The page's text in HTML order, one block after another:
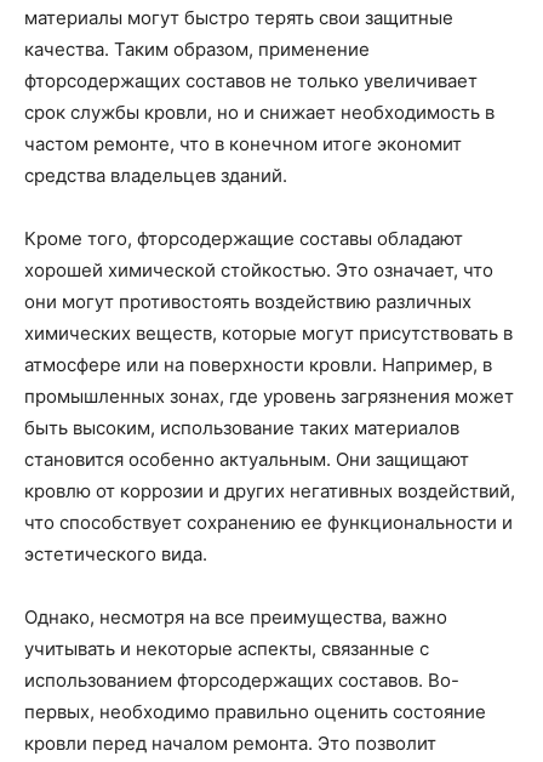
материалы могут быстро терять свои защитные
качества. Таким образом, применение
фторсодержащих составов не только увеличивает
срок службы кровли, но и снижает необходимость в
частом ремонте, что в конечном итоге экономит
средства владельцев зданий.
Кроме того, фторсодержащие составы обладают
хорошей химической стойкостью. Это означает, что
они могут противостоять воздействию различных
химических веществ, которые могут присутствовать в
атмосфере или на поверхности кровли. Например, в
промышленных зонах, где уровень загрязнения может
быть высоким, использование таких материалов
становится особенно актуальным. Они защищают
кровлю от коррозии и других негативных воздействий,
что способствует сохранению ее функциональности и
эстетического вида.
Однако, несмотря на все преимущества, важно
учитывать и некоторые аспекты, связанные с
использованием фторсодержащих составов. Во-
первых, необходимо правильно оценить состояние
кровли перед началом ремонта. Это позволит